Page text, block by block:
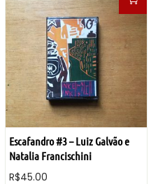
Escafandro #3 – Luiz Galvão e
Natalia Francischini
R$45.00